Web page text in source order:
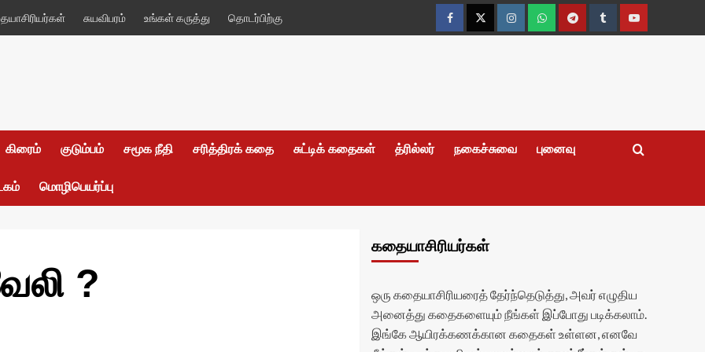
சுயவிபரம் உங்கள் கருத்து தொடர்பிற்கு
FacebookTwitterInstagramWhatsappTelegramTumblrYouTube
கிரைம் குடும்பம் சமூக நீதி சரித்திரக் கதை சுட்டிக் கதைகள் த்ரில்லர் நகைச்சுவை புனைவு
மொழிபெயர்ப்பு
?
கதையாசிரியர்கள்
ஒரு கதையாசிரியரைத் தேர்ந்தெடுத்து, அவர் எழுதிய
அனைத்து கதைகளையும் நீங்கள் இப்போது படிக்கலாம்.
இங்கே ஆயிரக்கணக்கான கதைகள் உள்ளன, எனவே